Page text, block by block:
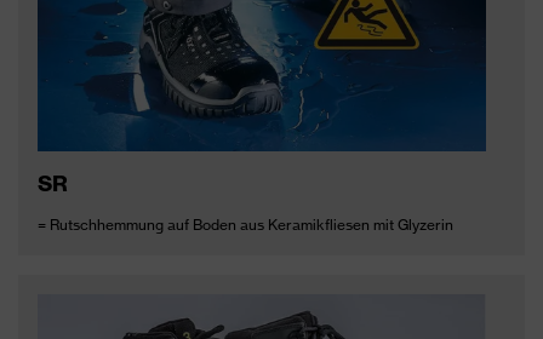
SR
= Rutschhemmung auf Boden aus Keramikfliesen mit Glyzerin